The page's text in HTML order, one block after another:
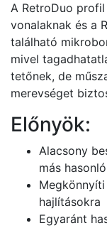
A RetroDuo
vonalaknak és a
található
mivel
tetőnek, de
merevséget
Előnyök:
Alacsony
más
hajlításokra
Egyaránt